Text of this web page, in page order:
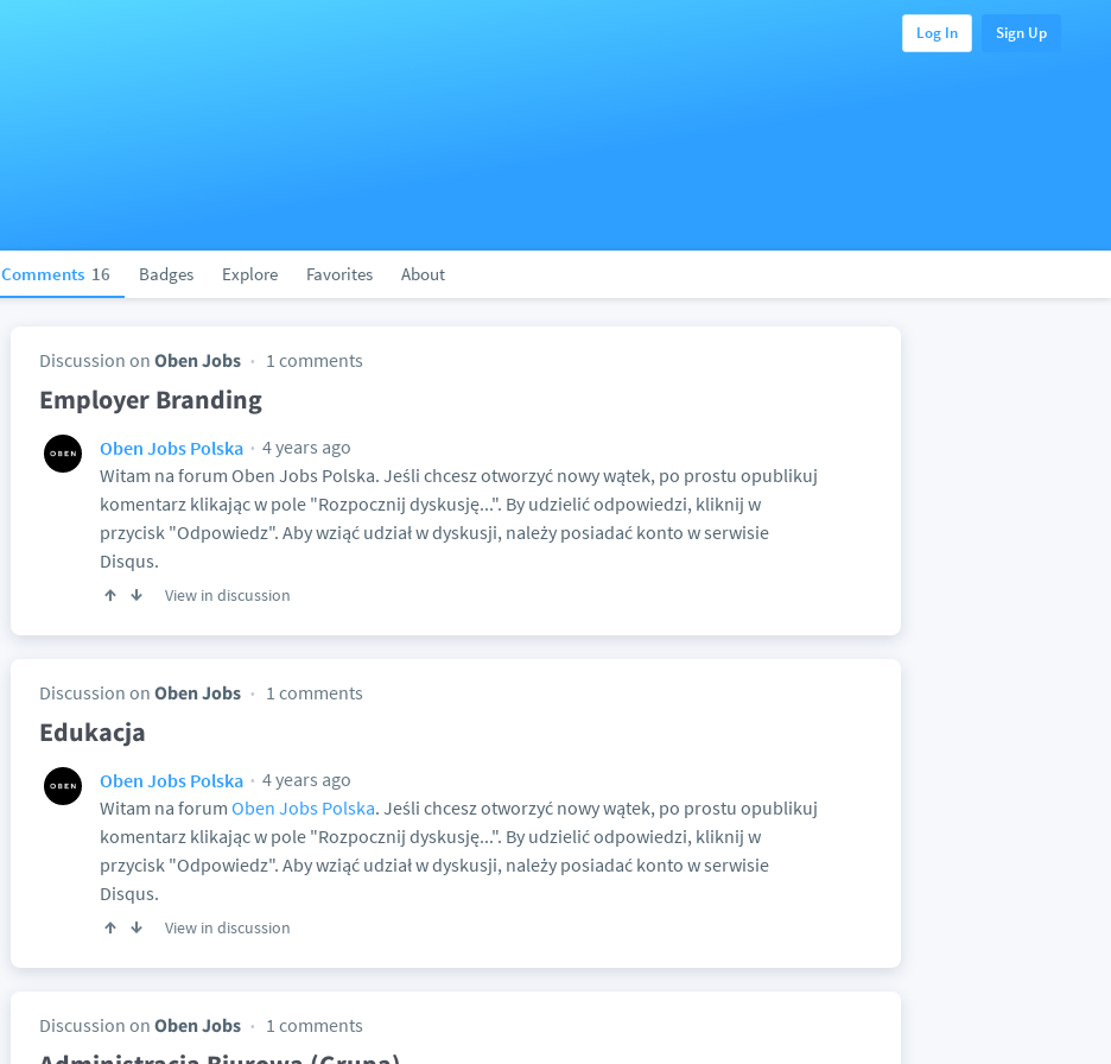
Log In Sign Up
Comments 16 Badges Explore Favorites About
Discussion on Oben Jobs 1 comments
Employer Branding
Oben Jobs Polska
4 years ago
Witam na forum Oben Jobs Polska. Jeśli chcesz otworzyć nowy wątek, po prostu opublikuj
komentarz klikając w pole "Rozpocznij dyskusję...". By udzielić odpowiedzi, kliknij w
przycisk "Odpowiedz". Aby wziąć udział w dyskusji, należy posiadać konto w serwisie
Disqus.
View in discussion
Discussion on Oben Jobs 1 comments
Edukacja
Oben Jobs Polska
4 years ago
Witam na forum Oben Jobs Polska. Jeśli chcesz otworzyć nowy wątek, po prostu opublikuj
komentarz klikając w pole "Rozpocznij dyskusję...". By udzielić odpowiedzi, kliknij w
przycisk "Odpowiedz". Aby wziąć udział w dyskusji, należy posiadać konto w serwisie
Disqus.
View in discussion
Discussion on Oben Jobs 1 comments